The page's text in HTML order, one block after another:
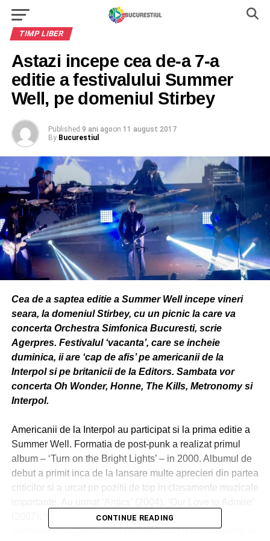
TIMP LIBER
Astazi incepe cea de-a 7-a
editie a festivalului Summer
Well, pe domeniul Stirbey
Published 9 ani agoon 11 august 2017
By Bucurestiul
Cea de a saptea editie a Summer Well incepe vineri
seara, la domeniul Stirbey, cu un picnic la care va
concerta Orchestra Simfonica Bucuresti, scrie
Agerpres. Festivalul ‘vacanta’, care se incheie
duminica, ii are ‘cap de afis’ pe americanii de la
Interpol si pe britanicii de la Editors. Sambata vor
concerta Oh Wonder, Honne, The Kills, Metronomy si
Interpol.
Americanii de la Interpol au participat si la prima editie a
Summer Well. Formatia de post-punk a realizat primul
album – ‘Turn on the Bright Lights’ – in 2000. Albumul de
debut a primit inca de la lansare multe aprecieri din partea
criticilor si a urcat pe pozitii de top in clasamente muzicale
(2007), ‘Interpol’ (2010) si ‘El Pintor’ (2014), ce au
confirmat calitatea muzicii pe care trupa o promoveaza. In
CONTINUE READING